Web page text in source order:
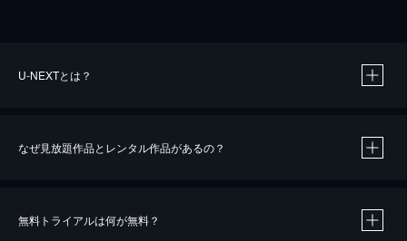
U-NEXTとは？
なぜ見放題作品とレンタル作品があるの？
無料トライアルは何が無料？